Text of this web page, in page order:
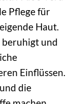
Pflege für
Haut.
beruhigt und
Einflüssen.
die